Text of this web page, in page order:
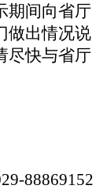
期间向省厅
做出情况说
尽快与省厅
88869152